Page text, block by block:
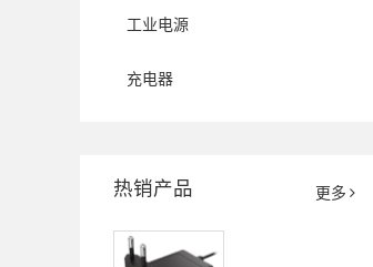
工业电源
充电器
热销产品 更多